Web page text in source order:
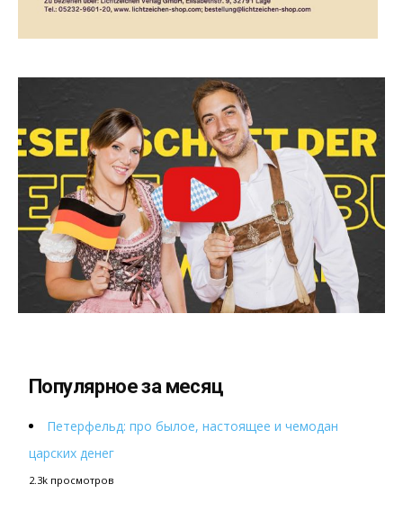
Популярное за месяц
Петерфельд: про былое, настоящее и чемодан
царских денег
2.3k просмотров